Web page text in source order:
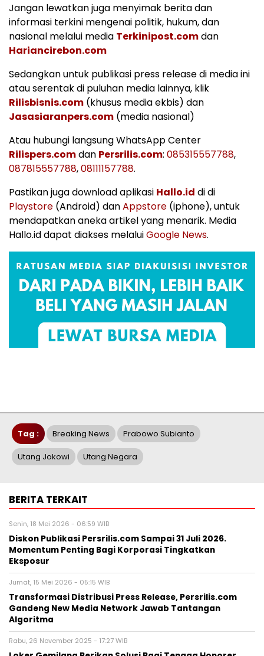
Jangan lewatkan juga menyimak berita dan
informasi terkini mengenai politik, hukum, dan
nasional melalui media Terkinipost.comdan
Hariancirebon.com
Sedangkan untuk publikasi press release di media ini
atau serentak di puluhan media lainnya, klik
Rilisbisnis.com (khusus media ekbis) dan
Jasasiaranpers.com (media nasional)
Atau hubungi langsung WhatsApp Center
Rilispers.comdan Persrilis.com: 085315557788,
087815557788,08111157788.
Pastikan juga download aplikasi Hallo.id di di
Playstore (Android) danAppstore (iphone), untuk
mendapatkan aneka artikel yang menarik. Media
Hallo.id dapat diakses melaluiGoogle News.
Tag : Breaking News Prabowo Subianto
Utang Jokowi Utang Negara
BERITA TERKAIT
Senin, 18 Mei 2026 - 06:59 WIB
Diskon Publikasi Persrilis.com Sampai 31 Juli 2026.
Momentum Penting Bagi Korporasi Tingkatkan
Eksposur
Jumat, 15 Mei 2026 - 05:15 WIB
Transformasi Distribusi Press Release, Persrilis.com
Gandeng New Media Network Jawab Tantangan
Algoritma
Rabu, 26 November 2025 - 17:27 WIB